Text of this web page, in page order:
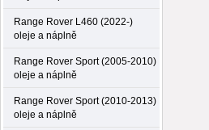
Range Rover L460 (2022-)
oleje a náplně
Range Rover Sport (2005-2010)
oleje a náplně
Range Rover Sport (2010-2013)
oleje a náplně